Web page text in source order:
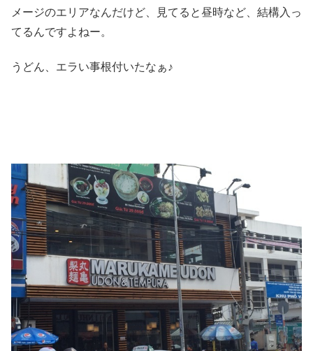
メージのエリアなんだけど、見てると昼時など、結構入っ
てるんですよねー。
うどん、エラい事根付いたなぁ♪